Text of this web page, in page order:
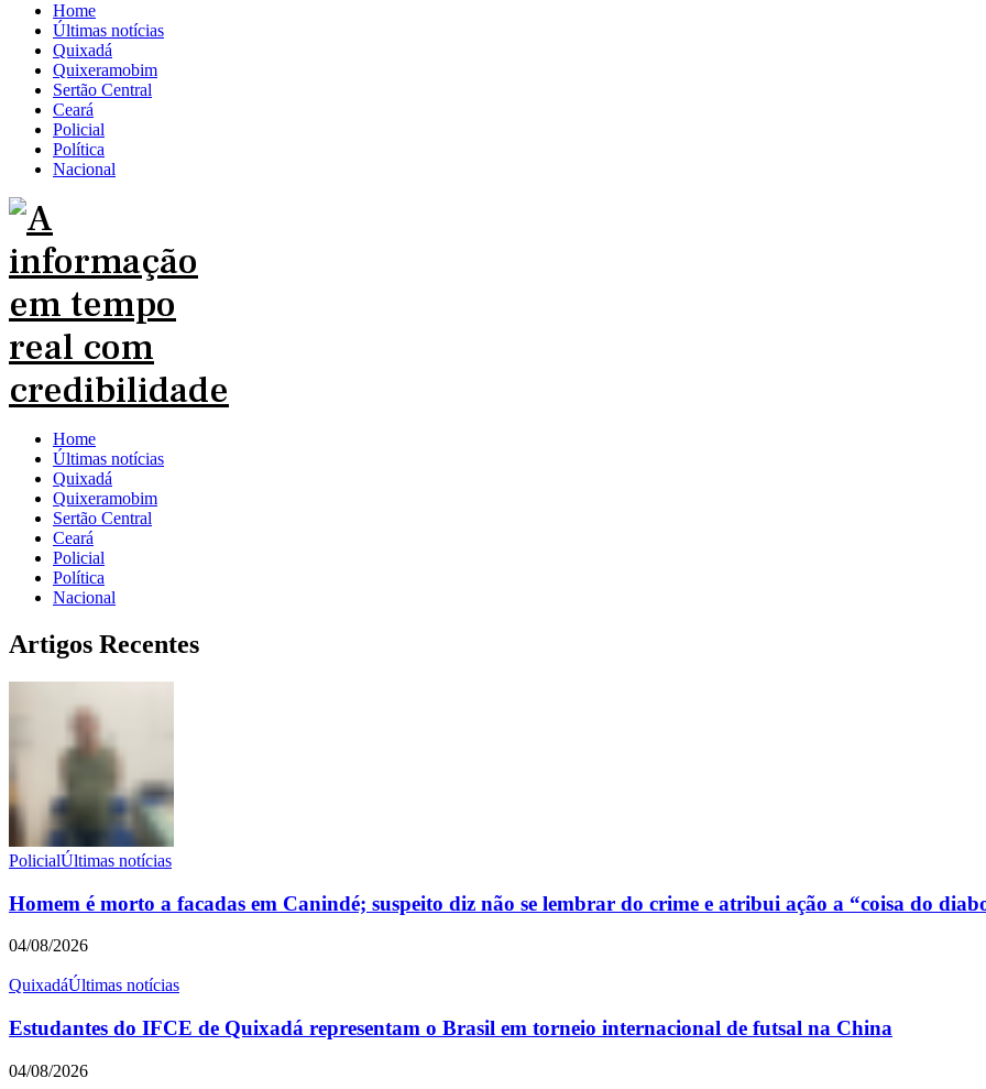
Home
Últimas notícias
Quixadá
Quixeramobim
Sertão Central
Ceará
Policial
Política
Nacional
Home
Últimas notícias
Quixadá
Quixeramobim
Sertão Central
Ceará
Policial
Política
Nacional
Artigos Recentes
PolicialÚltimas notícias
Homem é morto a facadas em Canindé; suspeito diz não se lembrar do crime e atribui ação a “coisa do
04/08/2026
QuixadáÚltimas notícias
Estudantes do IFCE de Quixadá representam o Brasil em torneio internacional de futsal na China
04/08/2026